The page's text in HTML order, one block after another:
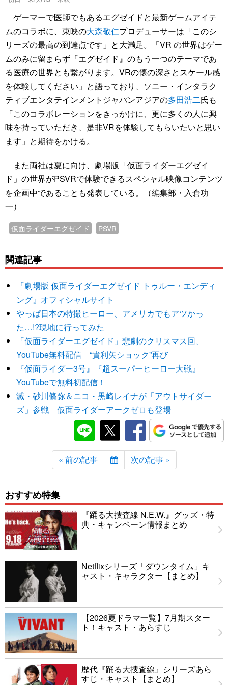
ゲーマーで医師でもあるエグゼイドと最新ゲームアイテ
ムのコラボに、東映の大森敬仁プロデューサーは「このシ
リーズの最高の到達点です」と大満足。「VR の世界はゲー
ムのみに留まらず『エグゼイド』のもう一つのテーマであ
る医療の世界とも繋がります。VRの懐の深さとスケール感
を体験してください」と語っており、ソニー・インタラク
ティブエンタテインメントジャパンアジアの多田浩二氏も
「このコラボレーションをきっかけに、更に多くの人に興
味を持っていただき、是非VRを体験してもらいたいと思い
ます」と期待をかける。
また両社は夏に向け、劇場版「仮面ライダーエグゼイ
ド」の世界がPSVRで体験できるスペシャル映像コンテンツ
を企画中であることも発表している。（編集部・入倉功
一）
仮面ライダーエグゼイド PSVR
関連記事
『劇場版 仮面ライダーエグゼイド トゥルー・エンディ
ング』オフィシャルサイト
やっぱ日本の特撮ヒーロー、アメリカでもアツかっ
た…!?現地に行ってみた
「仮面ライダーエグゼイド」悲劇のクリスマス回、
YouTube無料配信 “貴利矢ショック”再び
『仮面ライダー3号』『超スーパーヒーロー大戦』
YouTubeで無料初配信！
滅・砂川脩弥＆ニコ・黒崎レイナが「アウトサイダー
ズ」参戦 仮面ライダーアークゼロも登場
« 前の記事 次の記事 »
おすすめ特集
『踊る大捜査線 N.E.W.』グッズ・特
典・キャンペーン情報まとめ
Netflixシリーズ「ダウンタイム」キ
ャスト・キャラクター【まとめ】
【2026夏ドラマ一覧】7月期スター
ト！キャスト・あらすじ
歴代『踊る大捜査線』シリーズあら
すじ・キャスト【まとめ】